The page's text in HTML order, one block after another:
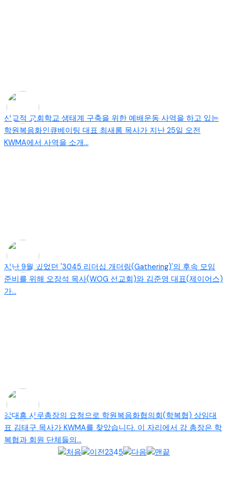
선교적 교회학교 생태계 구축을 위한 예배운동 사역을 하고 있는
학원복음화인큐베이팅 대표 최새롬 목사가 지난 25일 오전
KWMA에서 사역을 소개...
지난 9월 있었던 '3045 리더십 개더링(Gathering)'의 후속 모임
준비를 위해 오장석 목사(WOG 선교회)와 김준영 대표(제이어스)
가...
강대흥 사무총장의 요청으로 학원복음화협의회(학복협) 상임대
표 김태구 목사가 KWMA를 찾았습니다. 이 자리에서 강 총장은 학
복협과 회원 단체들의...
2345